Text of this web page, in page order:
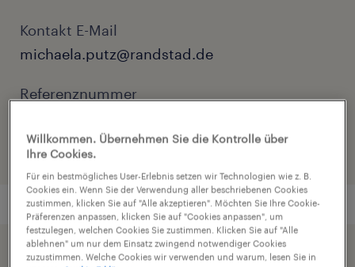
Kontakt E-Mail
michaela.putz@randstad.de
Referenznummer
Beschleunigen Sie die Jobsuche durch die
Willkommen. Übernehmen Sie die Kontrolle über
Ihre Cookies.
Für ein bestmögliches User-Erlebnis setzen wir Technologien wie z. B.
Cookies ein. Wenn Sie der Verwendung aller beschriebenen Cookies
zustimmen, klicken Sie auf "Alle akzeptieren". Möchten Sie Ihre Cookie-
Präferenzen anpassen, klicken Sie auf "Cookies anpassen", um
festzulegen, welchen Cookies Sie zustimmen. Klicken Sie auf "Alle
ablehnen" um nur dem Einsatz zwingend notwendiger Cookies
zuzustimmen. Welche Cookies wir verwenden und warum, lesen Sie in